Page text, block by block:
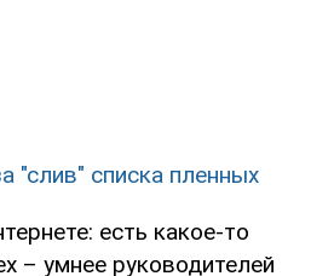
"слив" списка пленных
есть какое-то
– умнее руководителей